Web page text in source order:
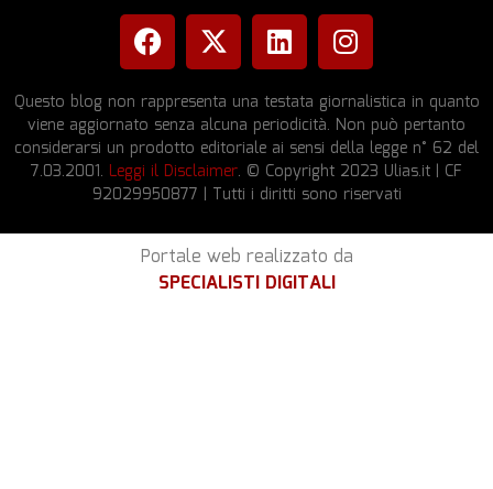
Questo blog non rappresenta una testata giornalistica in quanto
viene aggiornato senza alcuna periodicità. Non può pertanto
considerarsi un prodotto editoriale ai sensi della legge n° 62 del
7.03.2001. Leggi il Disclaimer. © Copyright 2023 Ulias.it | CF
92029950877 | Tutti i diritti sono riservati
Portale web realizzato da
SPECIALISTI DIGITALI